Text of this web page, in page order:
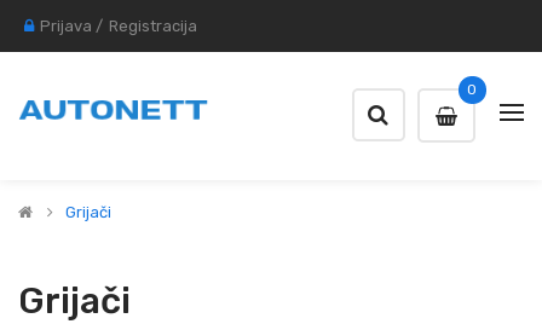
Prijava / Registracija
0
Grijači
Grijači